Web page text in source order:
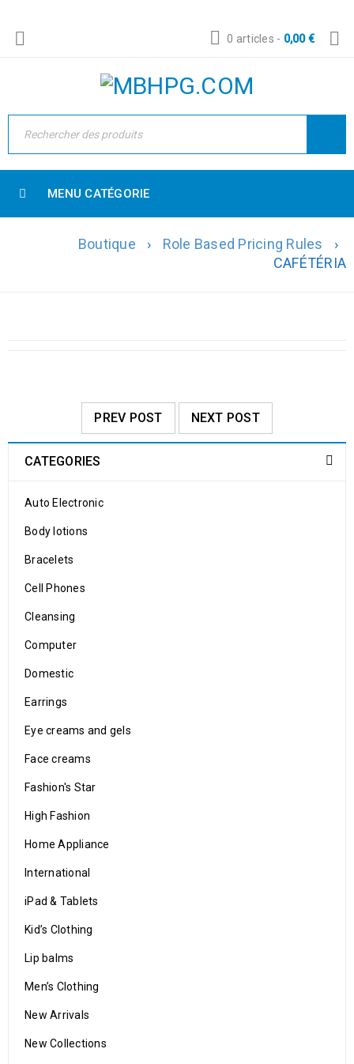
0 articles - 0,00€
MENU CATÉGORIE
Boutique › Role Based Pricing Rules
›
CAFÉTÉRIA
PREV POST NEXT POST
CATEGORIES
Auto Electronic
Body lotions
Bracelets
Cell Phones
Cleansing
Computer
Domestic
Earrings
Eye creams and gels
Face creams
Fashion's Star
High Fashion
Home Appliance
International
iPad & Tablets
Kid’s Clothing
Lip balms
Men’s Clothing
New Arrivals
New Collections